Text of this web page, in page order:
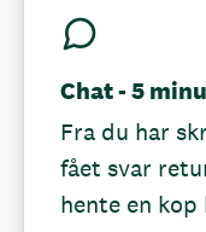
Chat - 5
Fra du har
fået svar
hente en kop